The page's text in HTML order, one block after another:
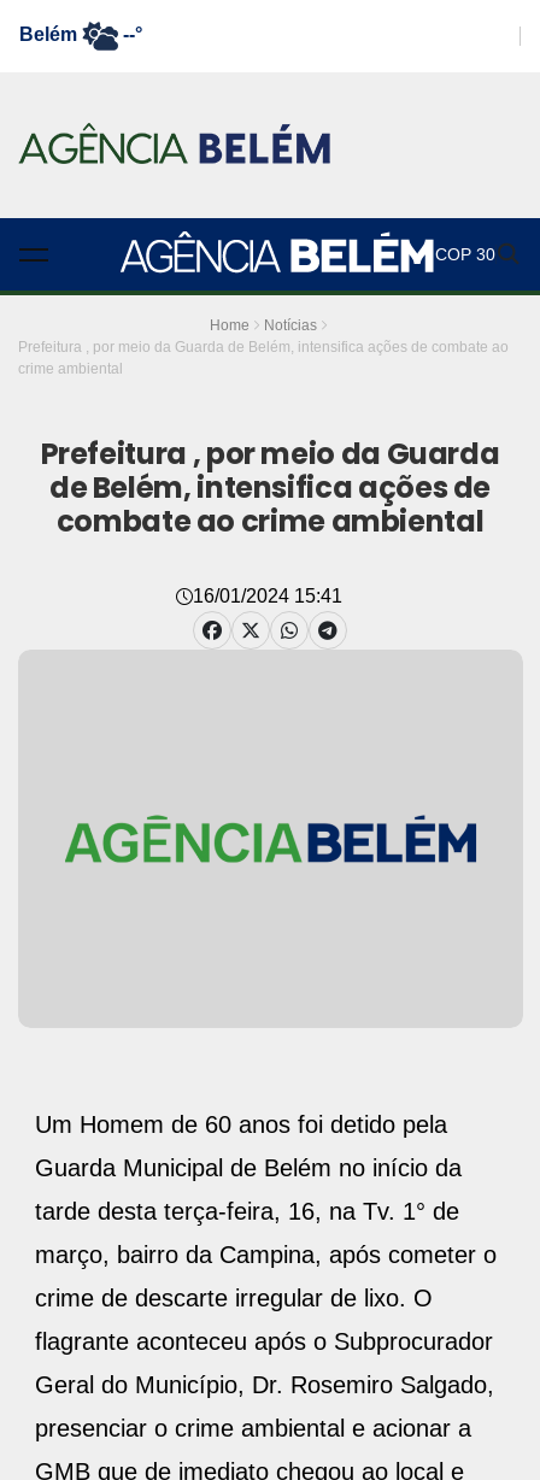
Belém --°
COP 30
Home
Notícias
Prefeitura , por meio da Guarda de Belém, intensifica ações de combate ao
crime ambiental
Prefeitura , por meio da Guarda
de Belém, intensifica ações de
combate ao crime ambiental
16/01/2024 15:41
Um Homem de 60 anos foi detido pela
Guarda Municipal de Belém no início da
tarde desta terça-feira, 16, na Tv. 1° de
março, bairro da Campina, após cometer o
crime de descarte irregular de lixo. O
flagrante aconteceu após o Subprocurador
Geral do Município, Dr. Rosemiro Salgado,
presenciar o crime ambiental e acionar a
GMB que de imediato chegou ao local e